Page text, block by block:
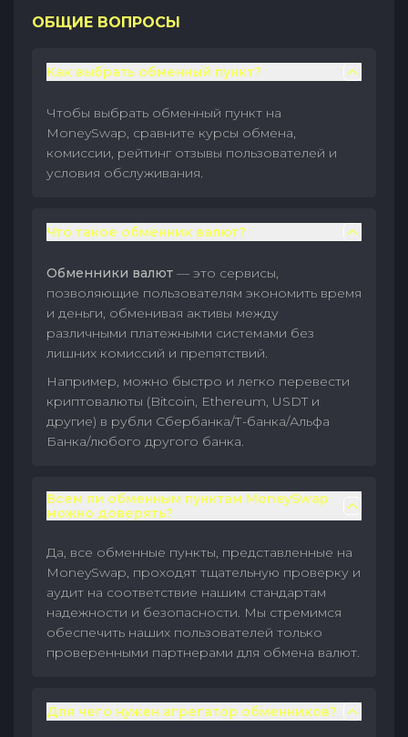
ОБЩИЕ ВОПРОСЫ
Как выбрать обменный пункт?
Чтобы выбрать обменный пункт на
MoneySwap, сравните курсы обмена,
комиссии, рейтинг отзывы пользователей и
условия обслуживания.
Что такое обменник валют?
Обменники валют — это сервисы,
позволяющие пользователям экономить время
и деньги, обменивая активы между
различными платежными системами без
лишних комиссий и препятствий.
Например, можно быстро и легко перевести
криптовалюты (Bitcoin, Ethereum, USDT и
другие) в рубли Сбербанка/Т-банка/Альфа
Банка/любого другого банка.
Всем ли обменным пунктам MoneySwap
можно доверять?
Да, все обменные пункты, представленные на
MoneySwap, проходят тщательную проверку и
аудит на соответствие нашим стандартам
надежности и безопасности. Мы стремимся
обеспечить наших пользователей только
проверенными партнерами для обмена валют.
Для чего нужен агрегатор обменников?